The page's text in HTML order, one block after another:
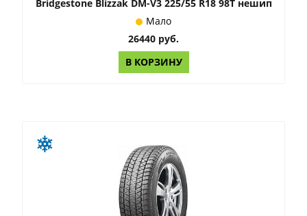
Bridgestone Blizzak DM-V3 225/55 R18 98T нешип
Мало
26440 руб.
В КОРЗИНУ